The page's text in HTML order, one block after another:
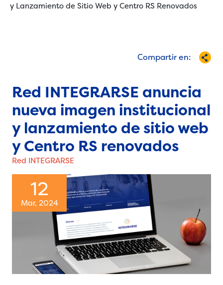
y Lanzamiento de Sitio Web y Centro RS Renovados
Compartir en:
Red INTEGRARSE anuncia
nueva imagen institucional
y lanzamiento de sitio web
y Centro RS renovados
Red INTEGRARSE
12
Mar, 2024